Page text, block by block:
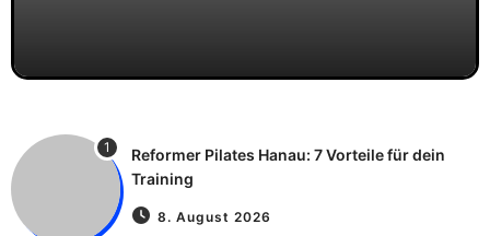
1
Reformer Pilates Hanau: 7 Vorteile für dein
Training
8. August 2026